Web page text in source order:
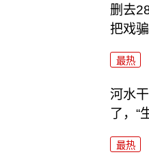
删去
把戏
最热
河水
了，“
最热